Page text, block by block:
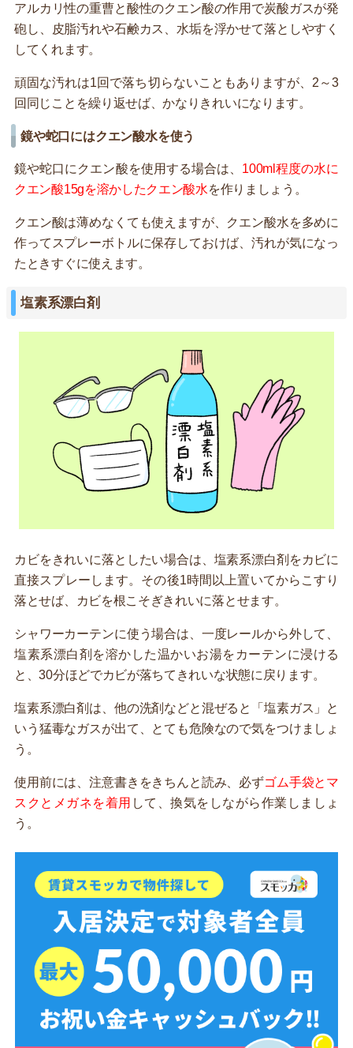
アルカリ性の重曹と酸性のクエン酸の作用で炭酸ガスが発
砲し、皮脂汚れや石鹸カス、水垢を浮かせて落としやすく
してくれます。
頑固な汚れは1回で落ち切らないこともありますが、2～3
回同じことを繰り返せば、かなりきれいになります。
鏡や蛇口にはクエン酸水を使う
鏡や蛇口にクエン酸を使用する場合は、 100ml程度の水に
クエン酸15gを溶かしたクエン酸水を作りましょう。
クエン酸は薄めなくても使えますが、クエン酸水を多めに
作ってスプレーボトルに保存しておけば、汚れが気になっ
たときすぐに使えます。
塩素系漂白剤
カビをきれいに落としたい場合は、塩素系漂白剤をカビに
直接スプレーします。その後1時間以上置いてからこすり
落とせば、カビを根こそぎきれいに落とせます。
シャワーカーテンに使う場合は、一度レールから外して、
塩素系漂白剤を溶かした温かいお湯をカーテンに浸ける
と、30分ほどでカビが落ちてきれいな状態に戻ります。
塩素系漂白剤は、他の洗剤などと混ぜると「塩素ガス」と
いう猛毒なガスが出て、とても危険なので気をつけましょ
う。
使用前には、注意書きをきちんと読み、必ずゴム手袋とマ
スクとメガネを着用 して、換気をしながら作業しましょ
う。